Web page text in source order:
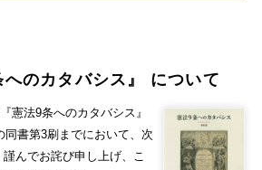
のカタバシス』 について
憲法9条へのカタバシス』
同書第3刷までにおいて、次
んでお詫び申し上げ、こ